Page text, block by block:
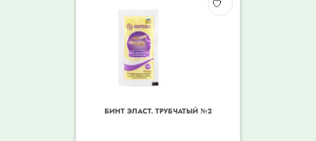
БИНТ ЭЛАСТ. ТРУБЧАТЫЙ №2